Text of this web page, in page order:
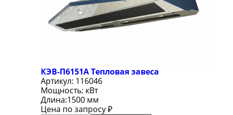
КЭВ-П6151А Тепловая завеса
Артикул: 116046
Мощность: кВт
Длина:1500 мм
Цена по запросу ₽